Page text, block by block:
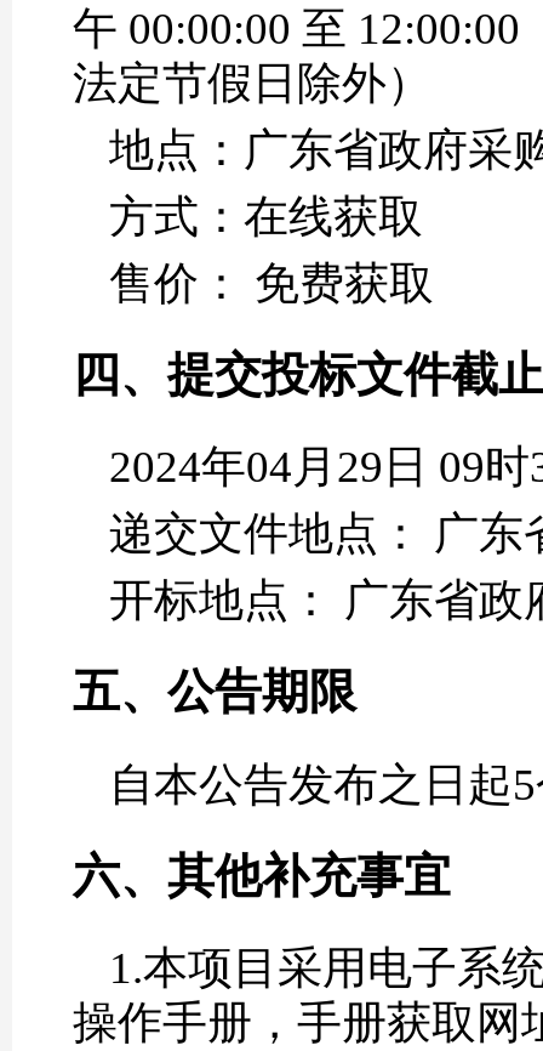
午 00:00:00 至
法定节假日除外）
地点：广东省政府采
方式：在线获取
售价： 免费获取
四、提交投标文件截
2024年04月29日 09
递交文件地点： 广东
开标地点： 广东省政
五、公告期限
自本公告发布之日起
六、其他补充事宜
1.本项目采用电子系
操作手册，手册获取网